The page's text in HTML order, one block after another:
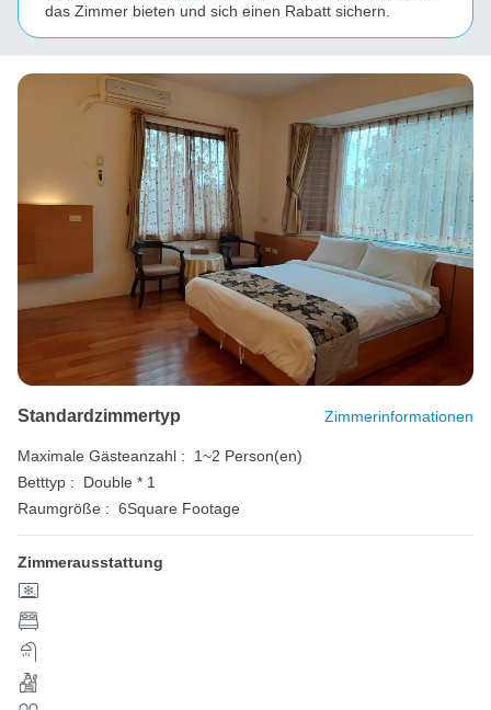
das Zimmer bieten und sich einen Rabatt sichern.
Standardzimmertyp Zimmerinformationen
Maximale Gästeanzahl :
1~2 Person(en)
Betttyp :
Double * 1
Raumgröße : 6Square Footage
Zimmerausstattung